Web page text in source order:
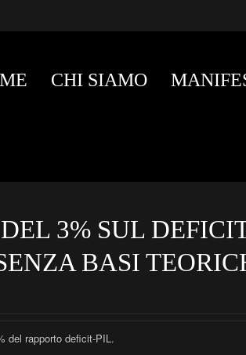
CHI SIAMO
3% SUL
BASI
del rapporto deficit-PIL.